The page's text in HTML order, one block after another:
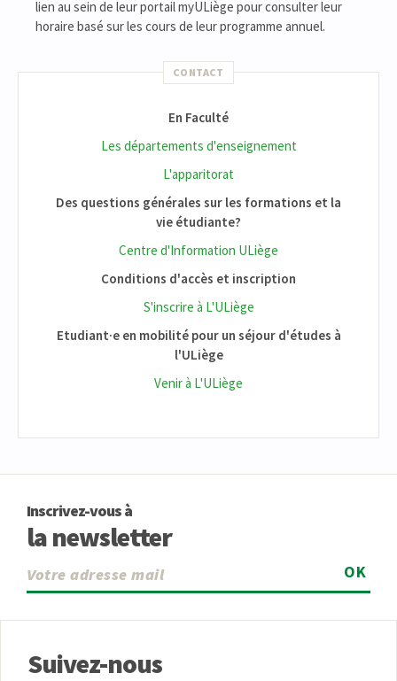
lien au sein de leur portail myULiège pour consulter leur
horaire basé sur les cours de leur programme annuel.
CONTACT
En Faculté
Les départements d'enseignement
L'apparitorat
Des questions générales sur les formations et la
vie étudiante?
Centre d'Information ULiège
Conditions d'accès et inscription
S'inscrire à L'ULiège
Etudiant·e en mobilité pour un séjour d'études à
l'ULiège
Venir à L'ULiège
Inscrivez-vous à
la newsletter
OK
Suivez-nous